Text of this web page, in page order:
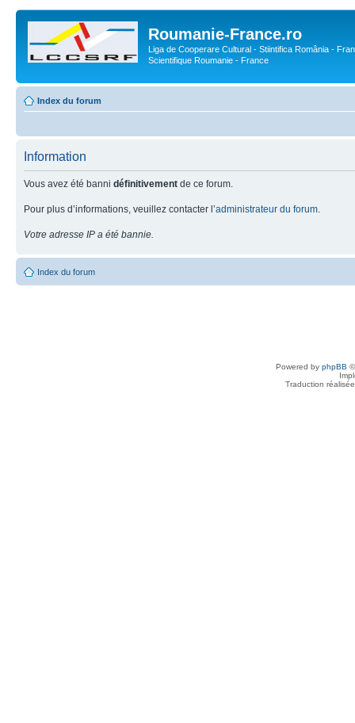
Roumanie-France.ro
Liga de Cooperare Cultural - Stiintifica România -
Scientifique Roumanie - France
Index du forum
Information
Vous avez été banni définitivement de ce forum.
Pour plus d’informations, veuillez contacter l’administrateur du forum
Votre adresse IP a été bannie.
Index du forum
Powered by phpBB
Traduction